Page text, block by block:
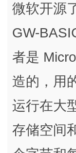
微软开源
GW-
者是
造的，用
运行在大
存储空间